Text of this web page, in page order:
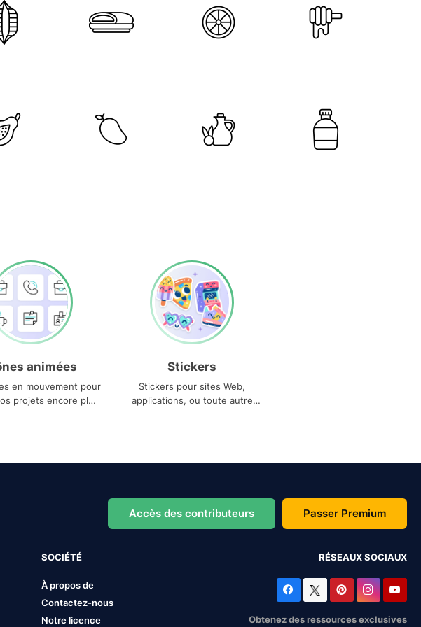
animées
en mouvement pour
projets encore plus
Stickers
Stickers pour sites Web,
applications, ou toute autre
Accès des contributeurs Passer Premium
SOCIÉTÉ
À propos de
Contactez-nous
Notre licence
RÉSEAUX SOCIAUX
Obtenez des ressources exclusives